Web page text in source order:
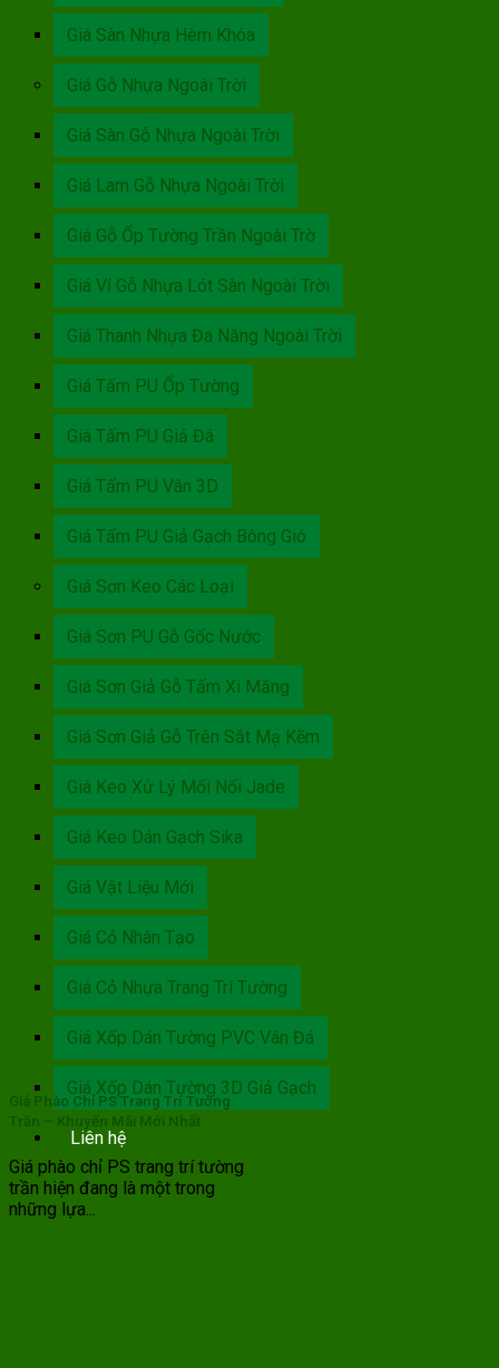
Giá Sàn Nhựa Hèm Khóa
Giá Gỗ Nhựa Ngoài Trời
Giá Sàn Gỗ Nhựa Ngoài Trời
Giá Lam Gỗ Nhựa Ngoài Trời
Giá Gỗ Ốp Tường Trần Ngoài Trờ
Giá Vỉ Gỗ Nhựa Lót Sàn Ngoài Trời
Giá Thanh Nhựa Đa Năng Ngoài Trời
Giá Tấm PU Ốp Tường
Giá Tấm PU Giả Đá
Giá Tấm PU Vân 3D
Giá Tấm PU Giả Gạch Bông Gió
Giá Sơn Keo Các Loại
Giá Sơn PU Gỗ Gốc Nước
Giá Sơn Giả Gỗ Tấm Xi Măng
Giá Sơn Giả Gỗ Trên Sắt Mạ Kẽm
Giá Keo Xử Lý Mối Nối Jade
Giá Keo Dán Gạch Sika
Giá Vật Liệu Mới
Giá Cỏ Nhân Tạo
Giá Cỏ Nhựa Trang Trí Tường
Giá Xốp Dán Tường PVC Vân Đá
Giá Xốp Dán Tường 3D Giả Gạch
Liên hệ
Giá Phào Chỉ PS Trang Trí Tường
Trần – Khuyến Mãi Mới Nhất
Giá phào chỉ PS trang trí tường
trần hiện đang là một trong
những lựa...